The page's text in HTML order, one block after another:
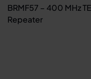
BRMF57 – 400 MHz
Repeater